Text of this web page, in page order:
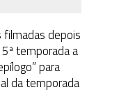
filmadas depois
temporada a
para
da temporada